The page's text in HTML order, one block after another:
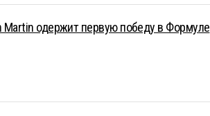
Martin одержит первую победу в Формуле